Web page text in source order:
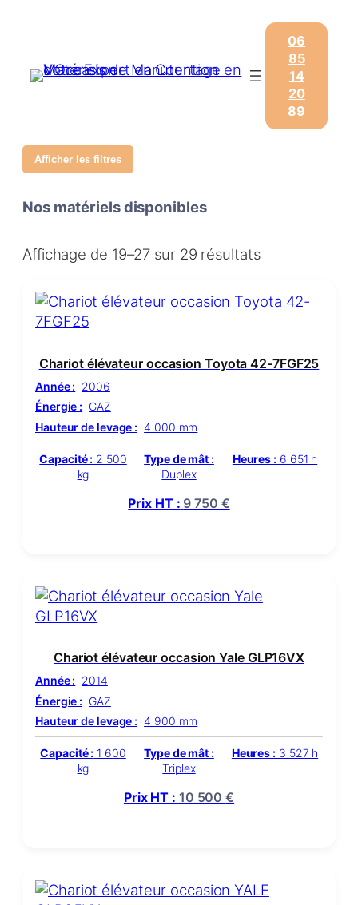
06
85
14
20
89
Afficher les filtres
Nos matériels disponibles
Affichage de 19–27 sur 29 résultats
Chariot élévateur occasion Toyota 42-7FGF25
Année : 2006
Énergie : GAZ
Hauteur de levage : 4 000 mm
Capacité : 2 500
kg
Type de mât :
Duplex
Heures : 6 651 h
Prix HT : 9 750 €
Chariot élévateur occasion Yale GLP16VX
Année : 2014
Énergie : GAZ
Hauteur de levage : 4 900 mm
Capacité : 1 600
kg
Type de mât :
Triplex
Heures : 3 527 h
Prix HT : 10 500€